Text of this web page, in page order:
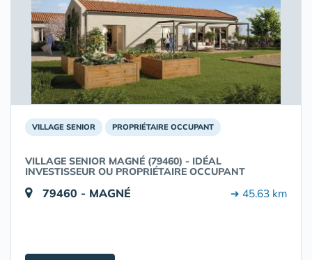
VILLAGE SENIOR PROPRIÉTAIRE OCCUPANT
VILLAGE SENIOR MAGNÉ (79460) - IDÉAL
INVESTISSEUR OU PROPRIÉTAIRE OCCUPANT
79460 - MAGNÉ ➔ 45.63 km